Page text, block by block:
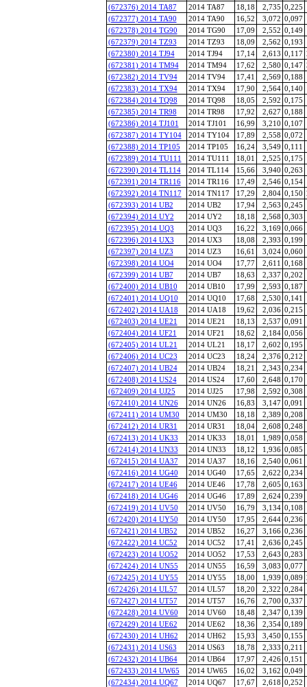
(672376) 2014 TA87
2014 TA87 18,18 2,735 0,225
(672377) 2014 TA90
2014 TA90 16,52 3,072 0,097
(672378) 2014 TG90
2014 TG90 17,09 2,552 0,149
(672379) 2014 TZ93
2014 TZ93 18,09 2,562 0,193
(672380) 2014 TJ94
2014 TJ94 17,14 2,613 0,117
(672381) 2014 TM94
2014 TM94 17,62 2,580 0,147
(672382) 2014 TV94
2014 TV94 17,41 2,569 0,188
(672383) 2014 TX94
2014 TX94 17,90 2,564 0,140
(672384) 2014 TQ98
2014 TQ98 18,05 2,592 0,175
(672385) 2014 TR98
2014 TR98 17,92 2,627 0,188
(672386) 2014 TJ101
2014 TJ101 16,99 3,210 0,107
(672387) 2014 TY104
2014 TY104 17,89 2,558 0,072
(672388) 2014 TP105
2014 TP105 16,24 3,549 0,111
(672389) 2014 TU111
2014 TU111 18,01 2,525 0,175
(672390) 2014 TL114
2014 TL114 15,66 3,940 0,263
(672391) 2014 TR116
2014 TR116 17,49 2,546 0,154
(672392) 2014 TN117
2014 TN117 17,29 2,804 0,150
(672393) 2014 UB2
2014 UB2 17,94 2,563 0,245
(672394) 2014 UY2
2014 UY2 18,18 2,568 0,303
(672395) 2014 UQ3
2014 UQ3 16,22 3,169 0,066
(672396) 2014 UX3
2014 UX3 18,08 2,393 0,199
(672397) 2014 UZ3
2014 UZ3 16,61 3,024 0,060
(672398) 2014 UO4
2014 UO4 17,77 2,611 0,168
(672399) 2014 UB7
2014 UB7 18,63 2,337 0,202
(672400) 2014 UB10
2014 UB10 17,99 2,593 0,187
(672401) 2014 UQ10
2014 UQ10 17,68 2,530 0,141
(672402) 2014 UA18
2014 UA18 19,62 2,036 0,215
(672403) 2014 UE21
2014 UE21 18,13 2,537 0,091
(672404) 2014 UF21
2014 UF21 18,62 2,184 0,056
(672405) 2014 UL21
2014 UL21 18,17 2,602 0,195
(672406) 2014 UC23
2014 UC23 18,24 2,376 0,212
(672407) 2014 UB24
2014 UB24 18,21 2,343 0,234
(672408) 2014 US24
2014 US24 17,60 2,648 0,170
(672409) 2014 UJ25
2014 UJ25 17,98 2,592 0,308
(672410) 2014 UN26
2014 UN26 16,83 3,147 0,091
(672411) 2014 UM30
2014 UM30 18,18 2,389 0,208
(672412) 2014 UR31
2014 UR31 18,04 2,608 0,248
(672413) 2014 UK33
2014 UK33 18,01 1,989 0,058
(672414) 2014 UN33
2014 UN33 18,12 1,936 0,085
(672415) 2014 UA37
2014 UA37 18,16 2,540 0,061
(672416) 2014 UG40
2014 UG40 17,65 2,622 0,234
(672417) 2014 UE46
2014 UE46 17,78 2,605 0,163
(672418) 2014 UG46
2014 UG46 17,89 2,624 0,239
(672419) 2014 UV50
2014 UV50 16,79 3,134 0,108
(672420) 2014 UY50
2014 UY50 17,95 2,644 0,236
(672421) 2014 UB52
2014 UB52 16,27 3,166 0,236
(672422) 2014 UC52
2014 UC52 17,41 2,636 0,245
(672423) 2014 UO52
2014 UO52 17,53 2,643 0,283
(672424) 2014 UN55
2014 UN55 16,59 3,083 0,077
(672425) 2014 UY55
2014 UY55 18,00 1,939 0,089
(672426) 2014 UL57
2014 UL57 18,20 2,322 0,284
(672427) 2014 UT57
2014 UT57 16,76 2,700 0,337
(672428) 2014 UV60
2014 UV60 18,48 2,347 0,139
(672429) 2014 UE62
2014 UE62 18,36 2,354 0,189
(672430) 2014 UH62
2014 UH62 15,93 3,450 0,155
(672431) 2014 US63
2014 US63 18,78 2,333 0,211
(672432) 2014 UB64
2014 UB64 17,97 2,426 0,151
(672433) 2014 UW65
2014 UW65 16,02 3,162 0,049
(672434) 2014 UQ67
2014 UQ67 17,67 2,618 0,252